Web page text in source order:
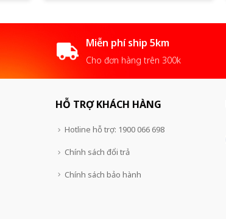
Miễn phí ship 5km
Cho đơn hàng trên 300k
HỖ TRỢ KHÁCH HÀNG
Hotline hỗ trợ: 1900 066 698
Chính sách đổi trả
Chính sách bảo hành